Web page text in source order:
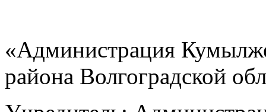
«Администрация
района Волгоградской